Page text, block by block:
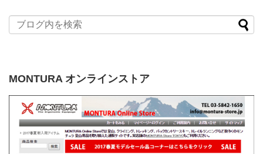
MONTURA オンラインストア